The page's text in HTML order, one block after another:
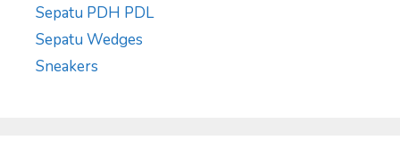
Sepatu PDH PDL
Sepatu Wedges
Sneakers